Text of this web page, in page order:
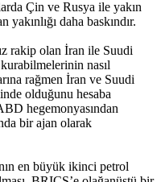
Çin ve Rusya ile yakın
daha baskındır.
rakip olan İran ile Suudi
nasıl
rağmen İran ve Suudi
olduğunu hesaba
hegemonyasından
bir ajan olarak
en büyük ikinci petrol